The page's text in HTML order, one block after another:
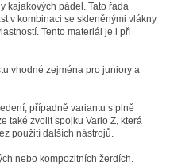
kajakových pádel. Tato řada
v kombinaci se skleněnými vlákny
Tento materiál je i při
vhodné zejména pro juniory a
případně variantu s plně
také zvolit spojku Vario Z, která
použití dalších nástrojů.
nebo kompozitních žerdích.